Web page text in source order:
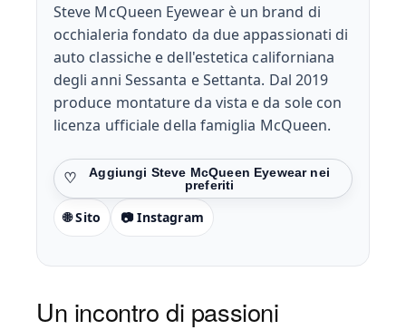
Steve McQueen Eyewear è un brand di
occhialeria fondato da due appassionati di
auto classiche e dell'estetica californiana
degli anni Sessanta e Settanta. Dal 2019
produce montature da vista e da sole con
licenza ufficiale della famiglia McQueen.
Preferiti
🌐 Sito 📷 Instagram
Un incontro di passioni